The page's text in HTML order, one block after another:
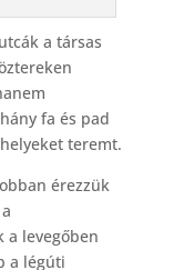
a társas
fa és pad
teremt.
érezzük
a levegőben
a légúti